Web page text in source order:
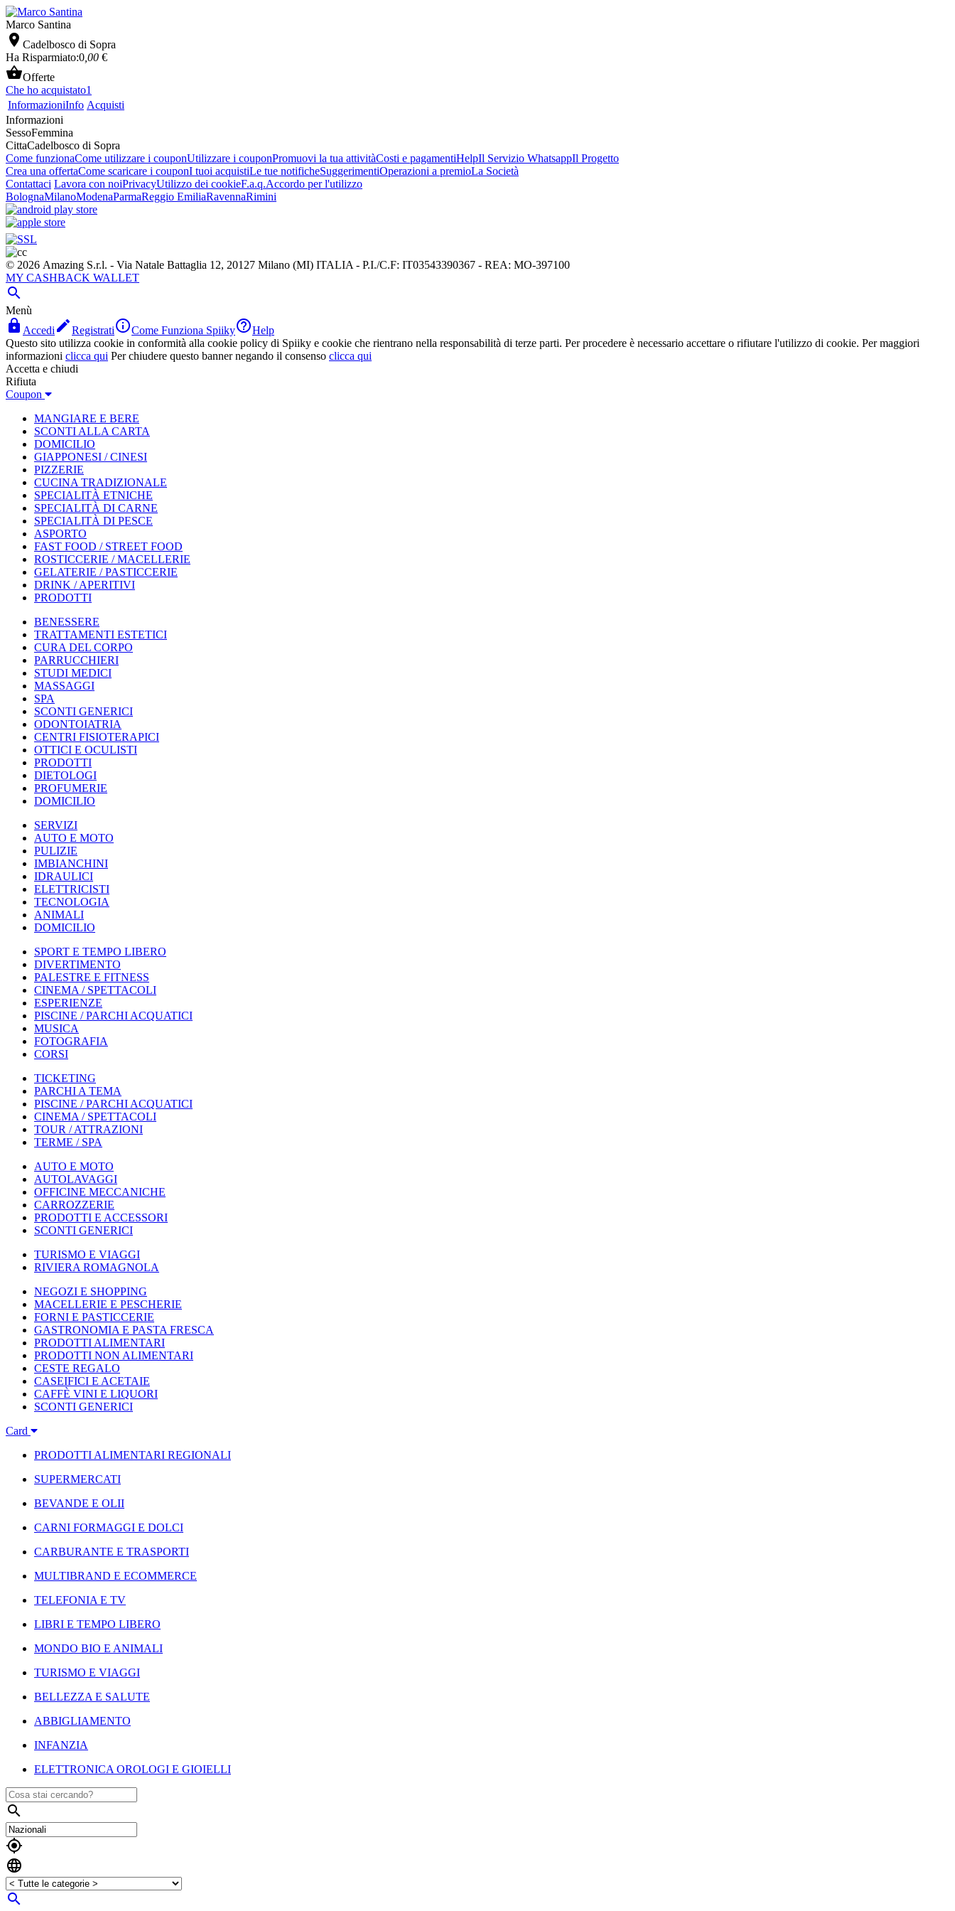
Marco Santina
 Cadelbosco di Sopra
Ha Risparmiato:0 ,00 €
Offerte
Che ho acquistato1
InformazioniInfo Acquisti
Informazioni
SessoFemmina
CittaCadelbosco di Sopra
Come funzionaCome utilizzare i couponUtilizzare i couponPromuovi la tua attivitàCosti e pagamentiHelpIl Servizio WhatsappIl Progetto
Crea una offertaCome scaricare i couponI tuoi acquistiLe tue notificheSuggerimentiOperazioni a premioLa Società
Contattaci Lavora con noiPrivacyUtilizzo dei cookieF.a.q.Accordo per l'utilizzo
BolognaMilanoModenaParmaReggio EmiliaRavennaRimini
© 2026 Amazing S.r.l. - Via Natale Battaglia 12, 20127 Milano (MI) ITALIA - P.I./C.F: IT03543390367 - REA: MO-397100
MY CASHBACK WALLET

Menù
 Accedi RegistratiCome Funziona SpiikyHelp
Questo sito utilizza cookie in conformità alla cookie policy di Spiiky e cookie che rientrano nella responsabilità di terze parti. Per procedere è necessario accettare o rifiutare l'utilizzo di cookie. Per maggiori
informazioni clicca qui Per chiudere questo banner negando il consenso clicca qui
Accetta e chiudi
Rifiuta
Coupon
MANGIARE E BERE
SCONTI ALLA CARTA
DOMICILIO
GIAPPONESI / CINESI
PIZZERIE
CUCINA TRADIZIONALE
SPECIALITÀ ETNICHE
SPECIALITÀ DI CARNE
SPECIALITÀ DI PESCE
ASPORTO
FAST FOOD / STREET FOOD
ROSTICCERIE / MACELLERIE
GELATERIE / PASTICCERIE
DRINK / APERITIVI
PRODOTTI
BENESSERE
TRATTAMENTI ESTETICI
CURA DEL CORPO
PARRUCCHIERI
STUDI MEDICI
MASSAGGI
SPA
SCONTI GENERICI
ODONTOIATRIA
CENTRI FISIOTERAPICI
OTTICI E OCULISTI
PRODOTTI
DIETOLOGI
PROFUMERIE
DOMICILIO
SERVIZI
AUTO E MOTO
PULIZIE
IMBIANCHINI
IDRAULICI
ELETTRICISTI
TECNOLOGIA
ANIMALI
DOMICILIO
SPORT E TEMPO LIBERO
DIVERTIMENTO
PALESTRE E FITNESS
CINEMA / SPETTACOLI
ESPERIENZE
PISCINE / PARCHI ACQUATICI
MUSICA
FOTOGRAFIA
CORSI
TICKETING
PARCHI A TEMA
PISCINE / PARCHI ACQUATICI
CINEMA / SPETTACOLI
TOUR / ATTRAZIONI
TERME / SPA
AUTO E MOTO
AUTOLAVAGGI
OFFICINE MECCANICHE
CARROZZERIE
PRODOTTI E ACCESSORI
SCONTI GENERICI
TURISMO E VIAGGI
RIVIERA ROMAGNOLA
NEGOZI E SHOPPING
MACELLERIE E PESCHERIE
FORNI E PASTICCERIE
GASTRONOMIA E PASTA FRESCA
PRODOTTI ALIMENTARI
PRODOTTI NON ALIMENTARI
CESTE REGALO
CASEIFICI E ACETAIE
CAFFÈ VINI E LIQUORI
SCONTI GENERICI
Card
PRODOTTI ALIMENTARI REGIONALI
SUPERMERCATI
BEVANDE E OLII
CARNI FORMAGGI E DOLCI
CARBURANTE E TRASPORTI
MULTIBRAND E ECOMMERCE
TELEFONIA E TV
LIBRI E TEMPO LIBERO
MONDO BIO E ANIMALI
TURISMO E VIAGGI
BELLEZZA E SALUTE
ABBIGLIAMENTO
INFANZIA
ELETTRONICA OROLOGI E GIOIELLI



